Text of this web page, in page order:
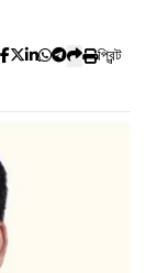
প্রিন্ট